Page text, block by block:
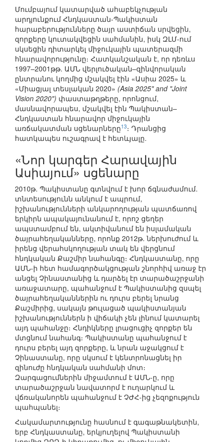
Մումբայում կատարված ահաբեկչության
արդյունքում Հնդկաստան-Պակիստան
հարաբերությունները ծայր աստիճան սրվեցին,
զորքերը կուտակվեցին սահմանին, իսկ ԶԼՄ-ում
սկսեցին դիտարկել միջուկային պատերազմի
հնարավորությունը։ Հատկանշական է, որ դեռևս
1997–2001թթ. ԱՄՆ վերլուծական–զինվորական
ընտրանու կողմից մշակվել էին «Ասիա 2025» և
«Միացյալ տեսլական 2020» (Asia 2025" and "Joint
Vision 2020") փաստաթղթերը, որոնցում,
մասնավորապես, մշակվել էին Պակիստան–
Հնդկաստան հնարավոր միջուկային
առճակատման սցենարները13։ Դրանցից
հատկապես ուշագրավ է հետևյալը.
«Նոր կարգեր Հարավային
Ասիայում» սցենարը
2010թ. Պակիստանը գտնվում է խոր ճգնաժամում.
տնտեսությունն անկում է ապրում,
իշխանությունների անկարողության պատճառով
երկիրն ապակայունանում է, որոշ ցեղեր
ապստամբում են, ակտիվանում են իսլամական
ծայրահեղականները, որոնք 2012թ. ներխուժում և
իրենց վերահսկողության տակ են վերցնում
հնդկական Քաշմիր նահանգը։ Հնդկաստանը, որը
ԱՄՆ-ի հետ համագործակցության շնորհիվ առաջ էր
անցել Չինաստանից և դարձել էր տարածաշրջանի
առաջատարը, պահանջում է Պակիստանից զսպել
ծայրահեղականներին ու դուրս բերել նրանց
Քաշմիրից, սակայն թուլացած պակիստանյան
իշխանություններն ի վիճակի չեն լինում կատարել
այդ պահանջը։ Հնդիկները լրացուցիչ զորքեր են
մտցնում նահանգ։ Պակիստանը պահանջում է
դուրս բերել այդ զորքերը, և նրան աջակցում է
Չինաստանը, որը սկսում է կենտրոնացնել իր
զինուժը հնդկական սահմանի մոտ։
Զարգացումներին միջամտում է ԱՄՆ-ը, որը
տարածաշրջան նավատորմ է ուղարկում և
վճռականորեն պահանջում է ՉԺՀ-ից չեզոքություն
պահպանել։
Հակամարտությունը հասնում է գագաթնակետին,
երբ Հնդկաստանը, երկյուղելով Պակիստանի